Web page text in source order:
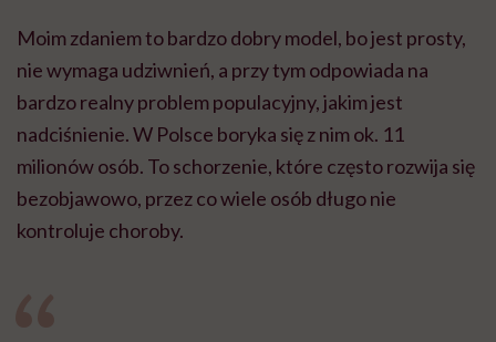
Moim zdaniem to bardzo dobry model, bo jest prosty,
nie wymaga udziwnień, a przy tym odpowiada na
bardzo realny problem populacyjny, jakim jest
nadciśnienie. W Polsce boryka się z nim ok. 11
milionów osób. To schorzenie, które często rozwija się
bezobjawowo, przez co wiele osób długo nie
kontroluje choroby.